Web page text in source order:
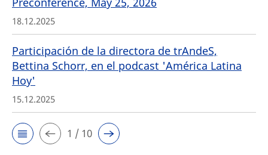
18.12.2025
Participación de la directora de trAndeS,
Bettina Schorr, en el podcast 'América Latina
Hoy'
15.12.2025
1 / 10